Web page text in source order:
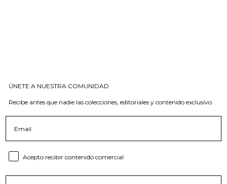
ÚNETE A NUESTRA COMUNIDAD
Recibe antes que nadie las colecciones, editoriales y contenido exclusivo.
Consent email
Acepto recibir contenido comercial